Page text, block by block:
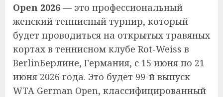
Open 2026 — это профессиональный
женский теннисный турнир, который
будет проводиться на открытых травяных
кортах в теннисном клубе Rot-Weiss в
BerlinБерлине, Германия, с 15 июня по 21
июня 2026 года. Это будет 99-й выпуск
WTA German Open, классифицированный